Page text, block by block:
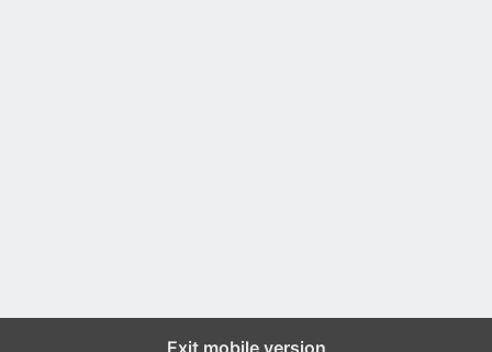
Exit mobile version